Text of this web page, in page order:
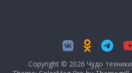
Copyright © 2026 Чудо техники